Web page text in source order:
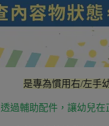
是專為慣用右/左手
透過輔助配件，讓幼兒在